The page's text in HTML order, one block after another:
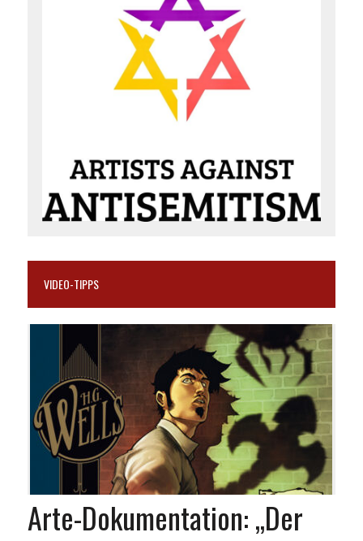
VIDEO-TIPPS
Arte-Dokumentation: „Der